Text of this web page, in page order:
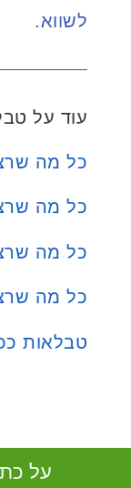
לשווא.
עוד על
כל מה
כל מה
כל מה
כל מה
טבלאות
על